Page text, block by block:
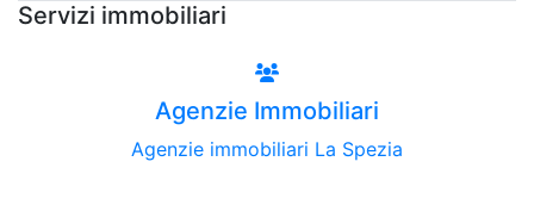
Servizi immobiliari
Agenzie Immobiliari
Agenzie immobiliari La Spezia